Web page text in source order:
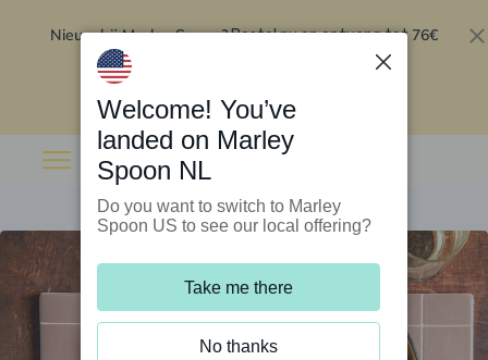
Nieuw bij Marley Spoon?Bestel nu en ontvang tot 76€
Welcome! You’ve
landed on Marley
Spoon NL
Do you want to switch to Marley
Spoon US to see our local offering?
Take me there
No thanks